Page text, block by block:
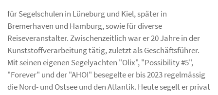
für Segelschulen in Lüneburg und Kiel, später in
Bremerhaven und Hamburg, sowie für diverse
Reiseveranstalter. Zwischenzeitlich war er 20 Jahre in der
Kunststoffverarbeitung tätig, zuletzt als Geschäftsführer.
Mit seinen eigenen Segelyachten "Olix", "Possibility #5",
"Forever" und der "AHOI" besegelte er bis 2023 regelmässig
die Nord- und Ostsee und den Atlantik. Heute segelt er privat